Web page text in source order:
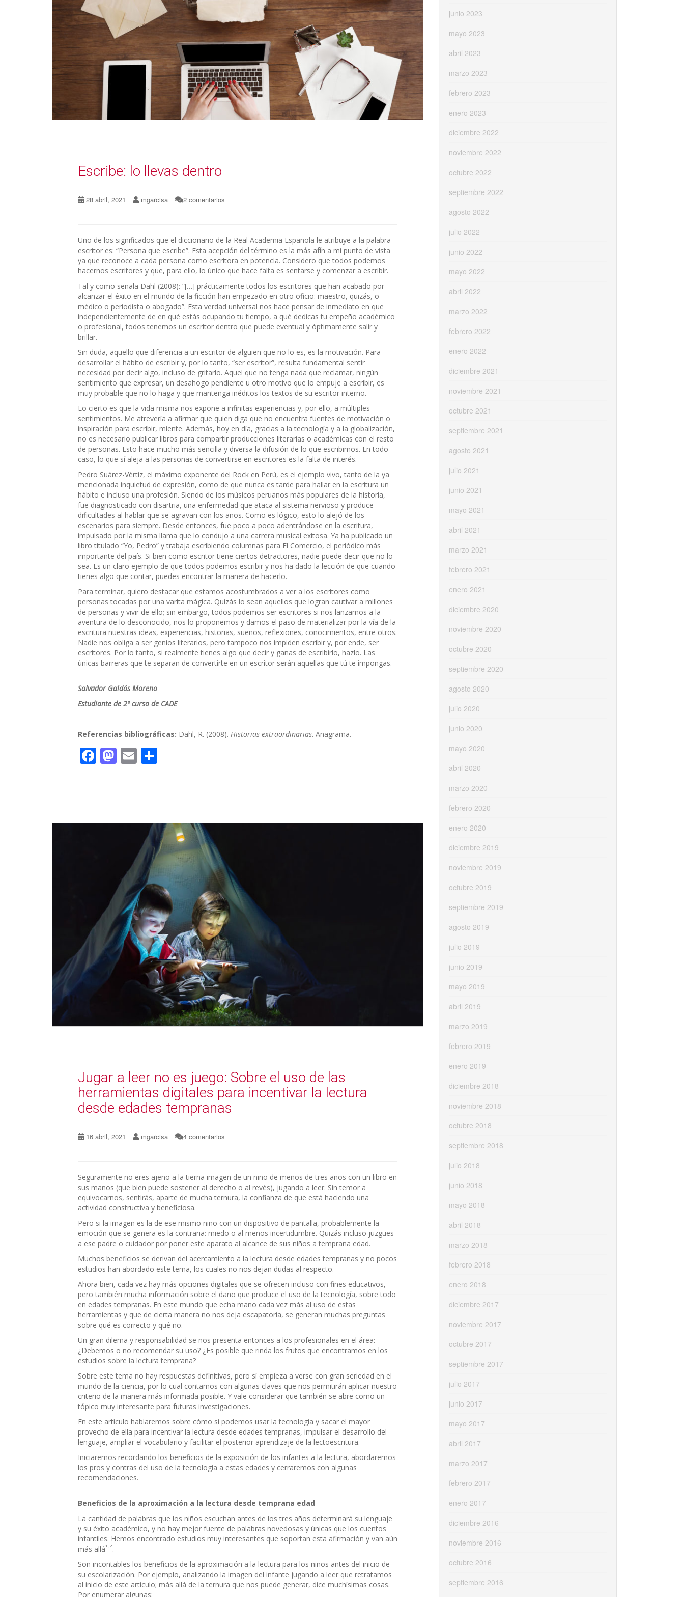
Escribe: lo llevas dentro
28 abril, 2021 mgarcisa 2 comentarios
Uno de los significados que el diccionario de la Real Academia Española le atribuye a la palabra
escritor es: “Persona que escribe”. Esta acepción del término es la más afín a mi punto de vista
ya que reconoce a cada persona como escritora en potencia. Considero que todos podemos
hacernos escritores y que, para ello, lo único que hace falta es sentarse y comenzar a escribir.
Tal y como señala Dahl (2008): “[…] prácticamente todos los escritores que han acabado por
alcanzar el éxito en el mundo de la ficción han empezado en otro oficio: maestro, quizás, o
médico o periodista o abogado”. Esta verdad universal nos hace pensar de inmediato en que
independientemente de en qué estás ocupando tu tiempo, a qué dedicas tu empeño académico
o profesional, todos tenemos un escritor dentro que puede eventual y óptimamente salir y
brillar.
Sin duda, aquello que diferencia a un escritor de alguien que no lo es, es la motivación. Para
desarrollar el hábito de escribir y, por lo tanto, “ser escritor”, resulta fundamental sentir
necesidad por decir algo, incluso de gritarlo. Aquel que no tenga nada que reclamar, ningún
sentimiento que expresar, un desahogo pendiente u otro motivo que lo empuje a escribir, es
muy probable que no lo haga y que mantenga inéditos los textos de su escritor interno.
Lo cierto es que la vida misma nos expone a infinitas experiencias y, por ello, a múltiples
sentimientos. Me atrevería a afirmar que quien diga que no encuentra fuentes de motivación o
inspiración para escribir, miente. Además, hoy en día, gracias a la tecnología y a la globalización,
no es necesario publicar libros para compartir producciones literarias o académicas con el resto
de personas. Esto hace mucho más sencilla y diversa la difusión de lo que escribimos. En todo
caso, lo que sí aleja a las personas de convertirse en escritores es la falta de interés.
Pedro Suárez-Vértiz, el máximo exponente del Rock en Perú, es el ejemplo vivo, tanto de la ya
mencionada inquietud de expresión, como de que nunca es tarde para hallar en la escritura un
hábito e incluso una profesión. Siendo de los músicos peruanos más populares de la historia,
fue diagnosticado con disartria, una enfermedad que ataca al sistema nervioso y produce
dificultades al hablar que se agravan con los años. Como es lógico, esto lo alejó de los
escenarios para siempre. Desde entonces, fue poco a poco adentrándose en la escritura,
impulsado por la misma llama que lo condujo a una carrera musical exitosa. Ya ha publicado un
libro titulado “Yo, Pedro” y trabaja escribiendo columnas para El Comercio, el periódico más
importante del país. Si bien como escritor tiene ciertos detractores, nadie puede decir que no lo
sea. Es un claro ejemplo de que todos podemos escribir y nos ha dado la lección de que cuando
tienes algo que contar, puedes encontrar la manera de hacerlo.
Para terminar, quiero destacar que estamos acostumbrados a ver a los escritores como
personas tocadas por una varita mágica. Quizás lo sean aquellos que logran cautivar a millones
de personas y vivir de ello; sin embargo, todos podemos ser escritores si nos lanzamos a la
aventura de lo desconocido, nos lo proponemos y damos el paso de materializar por la vía de la
escritura nuestras ideas, experiencias, historias, sueños, reflexiones, conocimientos, entre otros.
Nadie nos obliga a ser genios literarios, pero tampoco nos impiden escribir y, por ende, ser
escritores. Por lo tanto, si realmente tienes algo que decir y ganas de escribirlo, hazlo. Las
únicas barreras que te separan de convertirte en un escritor serán aquellas que tú te impongas.
Salvador Galdós Moreno
Estudiante de 2º curso de CADE
Referencias bibliográficas: Dahl, R. (2008). Historias extraordinarias. Anagrama.
F
b
o
M
d
o
E
l p
ar
ti
r
Jugar a leer no es juego: Sobre el uso de las
herramientas digitales para incentivar la lectura
desde edades tempranas
16 abril, 2021 mgarcisa 4 comentarios
Seguramente no eres ajeno a la tierna imagen de un niño de menos de tres años con un libro en
sus manos (que bien puede sostener al derecho o al revés), jugando a leer. Sin temor a
equivocarnos, sentirás, aparte de mucha ternura, la confianza de que está haciendo una
actividad constructiva y beneficiosa.
Pero si la imagen es la de ese mismo niño con un dispositivo de pantalla, probablemente la
emoción que se genera es la contraria: miedo o al menos incertidumbre. Quizás incluso juzgues
a ese padre o cuidador por poner este aparato al alcance de sus niños a temprana edad.
Muchos beneficios se derivan del acercamiento a la lectura desde edades tempranas y no pocos
estudios han abordado este tema, los cuales no nos dejan dudas al respecto.
Ahora bien, cada vez hay más opciones digitales que se ofrecen incluso con fines educativos,
pero también mucha información sobre el daño que produce el uso de la tecnología, sobre todo
en edades tempranas. En este mundo que echa mano cada vez más al uso de estas
herramientas y que de cierta manera no nos deja escapatoria, se generan muchas preguntas
sobre qué es correcto y qué no.
Un gran dilema y responsabilidad se nos presenta entonces a los profesionales en el área:
¿Debemos o no recomendar su uso? ¿Es posible que rinda los frutos que encontramos en los
estudios sobre la lectura temprana?
Sobre este tema no hay respuestas definitivas, pero sí empieza a verse con gran seriedad en el
mundo de la ciencia, por lo cual contamos con algunas claves que nos permitirán aplicar nuestro
criterio de la manera más informada posible. Y vale considerar que también se abre como un
tópico muy interesante para futuras investigaciones.
En este artículo hablaremos sobre cómo sí podemos usar la tecnología y sacar el mayor
provecho de ella para incentivar la lectura desde edades tempranas, impulsar el desarrollo del
lenguaje, ampliar el vocabulario y facilitar el posterior aprendizaje de la lectoescritura.
Iniciaremos recordando los beneficios de la exposición de los infantes a la lectura, abordaremos
los pros y contras del uso de la tecnología a estas edades y cerraremos con algunas
recomendaciones.
Beneficios de la aproximación a la lectura desde temprana edad
La cantidad de palabras que los niños escuchan antes de los tres años determinará su lenguaje
y su éxito académico, y no hay mejor fuente de palabras novedosas y únicas que los cuentos
infantiles. Hemos encontrado estudios muy interesantes que soportan esta afirmación y van aún
más allá 1, 2 .
Son incontables los beneficios de la aproximación a la lectura para los niños antes del inicio de
su escolarización. Por ejemplo, analizando la imagen del infante jugando a leer que retratamos
al inicio de este artículo; más allá de la ternura que nos puede generar, dice muchísimas cosas.
Por enumerar algunas:
junio 2023
mayo 2023
abril 2023
marzo 2023
febrero 2023
enero 2023
diciembre 2022
noviembre 2022
octubre 2022
septiembre 2022
agosto 2022
julio 2022
junio 2022
mayo 2022
abril 2022
marzo 2022
febrero 2022
enero 2022
diciembre 2021
noviembre 2021
octubre 2021
septiembre 2021
agosto 2021
julio 2021
junio 2021
mayo 2021
abril 2021
marzo 2021
febrero 2021
enero 2021
diciembre 2020
noviembre 2020
octubre 2020
septiembre 2020
agosto 2020
julio 2020
junio 2020
mayo 2020
abril 2020
marzo 2020
febrero 2020
enero 2020
diciembre 2019
noviembre 2019
octubre 2019
septiembre 2019
agosto 2019
julio 2019
junio 2019
mayo 2019
abril 2019
marzo 2019
febrero 2019
enero 2019
diciembre 2018
noviembre 2018
octubre 2018
septiembre 2018
julio 2018
junio 2018
mayo 2018
abril 2018
marzo 2018
febrero 2018
enero 2018
diciembre 2017
noviembre 2017
octubre 2017
septiembre 2017
julio 2017
junio 2017
mayo 2017
abril 2017
marzo 2017
febrero 2017
enero 2017
diciembre 2016
noviembre 2016
octubre 2016
septiembre 2016